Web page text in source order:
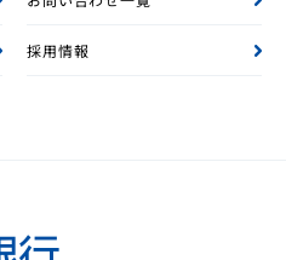
採用情報